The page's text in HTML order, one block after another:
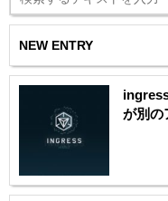
NEW ENTRY
が別の